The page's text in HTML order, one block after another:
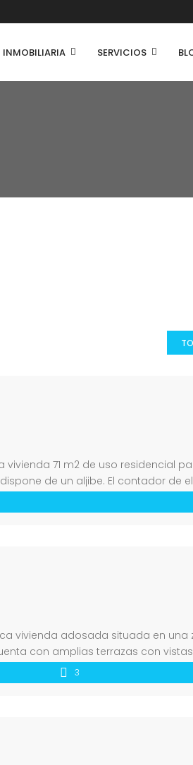
INMOBILIARIA SERVICIOS
vivienda 71 m2 de uso residencial
de un aljibe. El contador de
vivienda adosada situada en
con amplias terrazas con
terraza […] 3